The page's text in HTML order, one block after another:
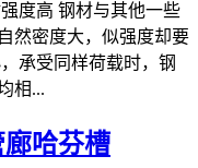
度高 钢材与其他一些
然密度大，似强度却要
承受同样荷载时，钢
相...
哈芬槽